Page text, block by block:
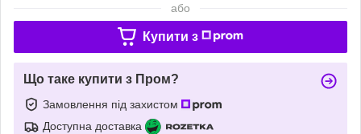
або
Купити з
Що таке купити з Пром?
Замовлення під захистом
Доступна доставка